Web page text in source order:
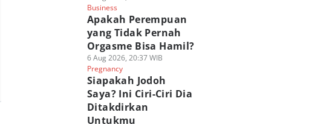
Business
Apakah Perempuan
yang Tidak Pernah
Orgasme Bisa Hamil?
6 Aug 2026, 20:37 WIB
Pregnancy
Siapakah Jodoh
Saya? Ini Ciri-Ciri Dia
Ditakdirkan
Untukmu